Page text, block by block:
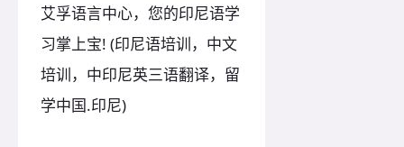
艾孚语言中心，您的印尼语学
习掌上宝! (印尼语培训，中文
培训，中印尼英三语翻译，留
学中国.印尼)